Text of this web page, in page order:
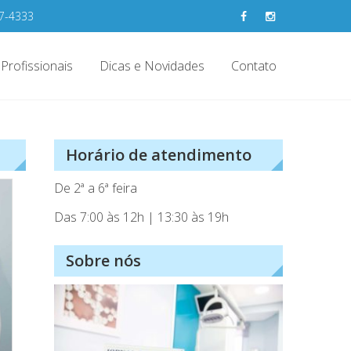
4333
SC
Profissionais Dicas e Novidades Contato
Horário de atendimento
De 2ª a 6ª feira
Das 7:00 às 12h | 13:30 às 19h
Sobre nós